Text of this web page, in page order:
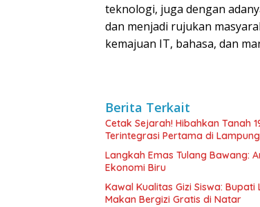
teknologi, juga dengan
dan menjadi rujukan
kemajuan IT, bahasa, dan
Berita Terkait
Cetak Sejarah! Hibahkan Tanah
Terintegrasi Pertama di Lampung
Langkah Emas Tulang Bawang:
Ekonomi Biru
Kawal Kualitas Gizi Siswa:
Makan Bergizi Gratis di Natar